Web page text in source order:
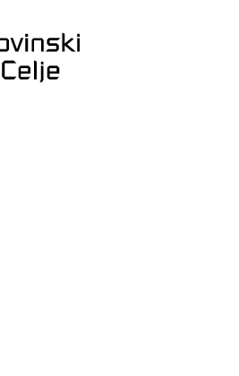
arhiv Celje –